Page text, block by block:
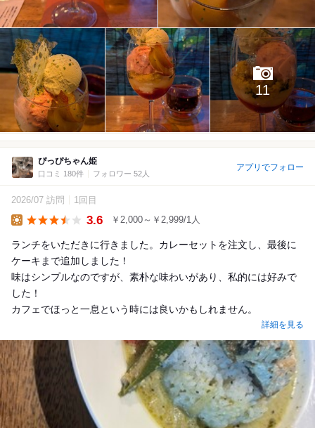
11
ぴっぴちゃん姫
口コミ 180件 フォロワー 52人
アプリでフォロー
2026/07 訪問 1回目
3.6 ￥2,000～￥2,999/1人
ランチをいただきに行きました。カレーセットを注文し、最後に
ケーキまで追加しました！
味はシンプルなのですが、素朴な味わいがあり、私的には好みで
した！
カフェでほっと一息という時には良いかもしれません。
詳細を見る